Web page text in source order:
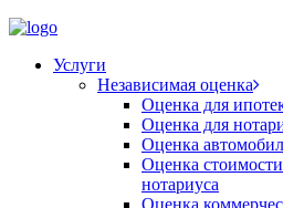
Услуги
Независимая оценка
Оценка для
Оценка для
Оценка
Оценка
нотариуса
Оценка